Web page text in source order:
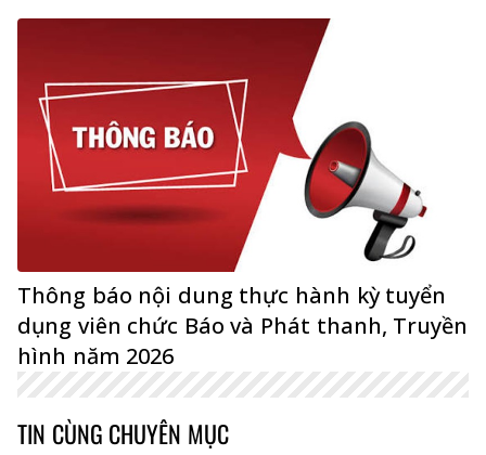
Thông báo nội dung thực hành kỳ tuyển
dụng viên chức Báo và Phát thanh, Truyền
hình năm 2026
TIN CÙNG CHUYÊN MỤC